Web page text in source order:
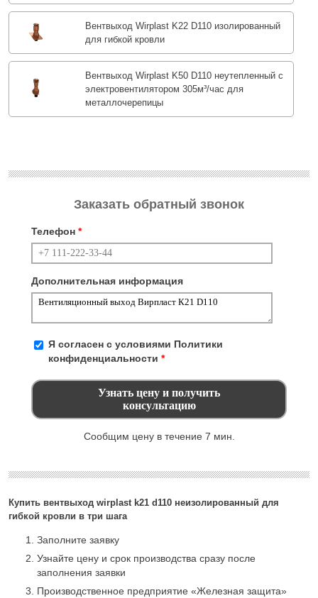
Вентвыход Wirplast K22 D110 изолированный
для гибкой кровли
Вентвыход Wirplast K50 D110 неутепленный с
электровентилятором 305м³/час для
металлочерепицы
Купить вентвыход wirplast k21 d110 неизолированный для
гибкой кровли в три шага
Заполните заявку
Узнайте цену и срок производства сразу после
заполнения заявки
Производственное предприятие «Железная защита»
Заказать обратный звонок
Телефон *
Дополнительная информация
Я согласен с условиями Политики
конфиденциальности *
Сообщим цену в течение 7 мин.